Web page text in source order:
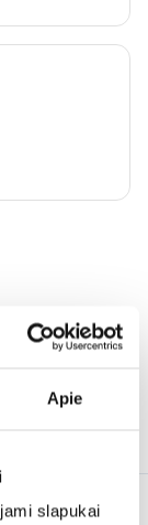
Apie
slapukai